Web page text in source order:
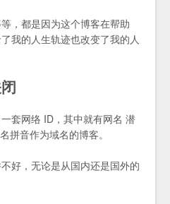
，都是因为这个博客在帮助
我的人生轨迹也改变了我的人
套网络 ID，其中就有网名 潜
拼音作为域名的博客。
好，无论是从国内还是国外的